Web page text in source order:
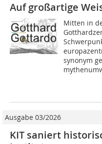
Auf großartige
Mitten in
synonym
Ausgabe 03/2026
KIT saniert